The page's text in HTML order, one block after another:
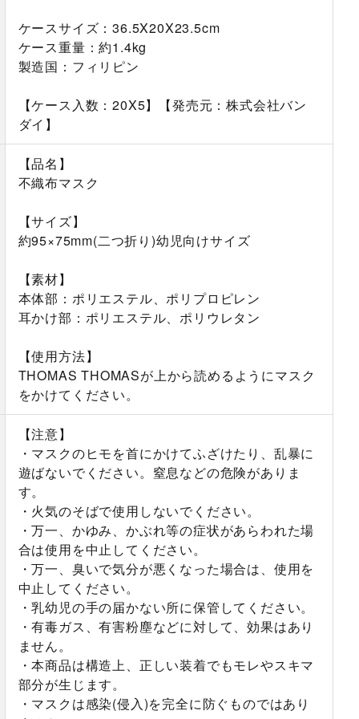
ケースサイズ：36.5X20X23.5cm
ケース重量：約1.4kg
製造国：フィリピン
【ケース入数：20X5】【発売元：株式会社バン
ダイ】
【品名】
不織布マスク
【サイズ】
約95×75mm(二つ折り)幼児向けサイズ
【素材】
本体部：ポリエステル、ポリプロピレン
耳かけ部：ポリエステル、ポリウレタン
【使用方法】
THOMAS THOMASが上から読めるようにマスク
をかけてください。
【注意】
・マスクのヒモを首にかけてふざけたり、乱暴に
遊ばないでください。窒息などの危険がありま
す。
・火気のそばで使用しないでください。
・万一、かゆみ、かぶれ等の症状があらわれた場
合は使用を中止してください。
・万一、臭いで気分が悪くなった場合は、使用を
中止してください。
・乳幼児の手の届かない所に保管してください。
・有毒ガス、有害粉塵などに対して、効果はあり
ません。
・本商品は構造上、正しい装着でもモレやスキマ
部分が生じます。
・マスクは感染(侵入)を完全に防ぐものではあり